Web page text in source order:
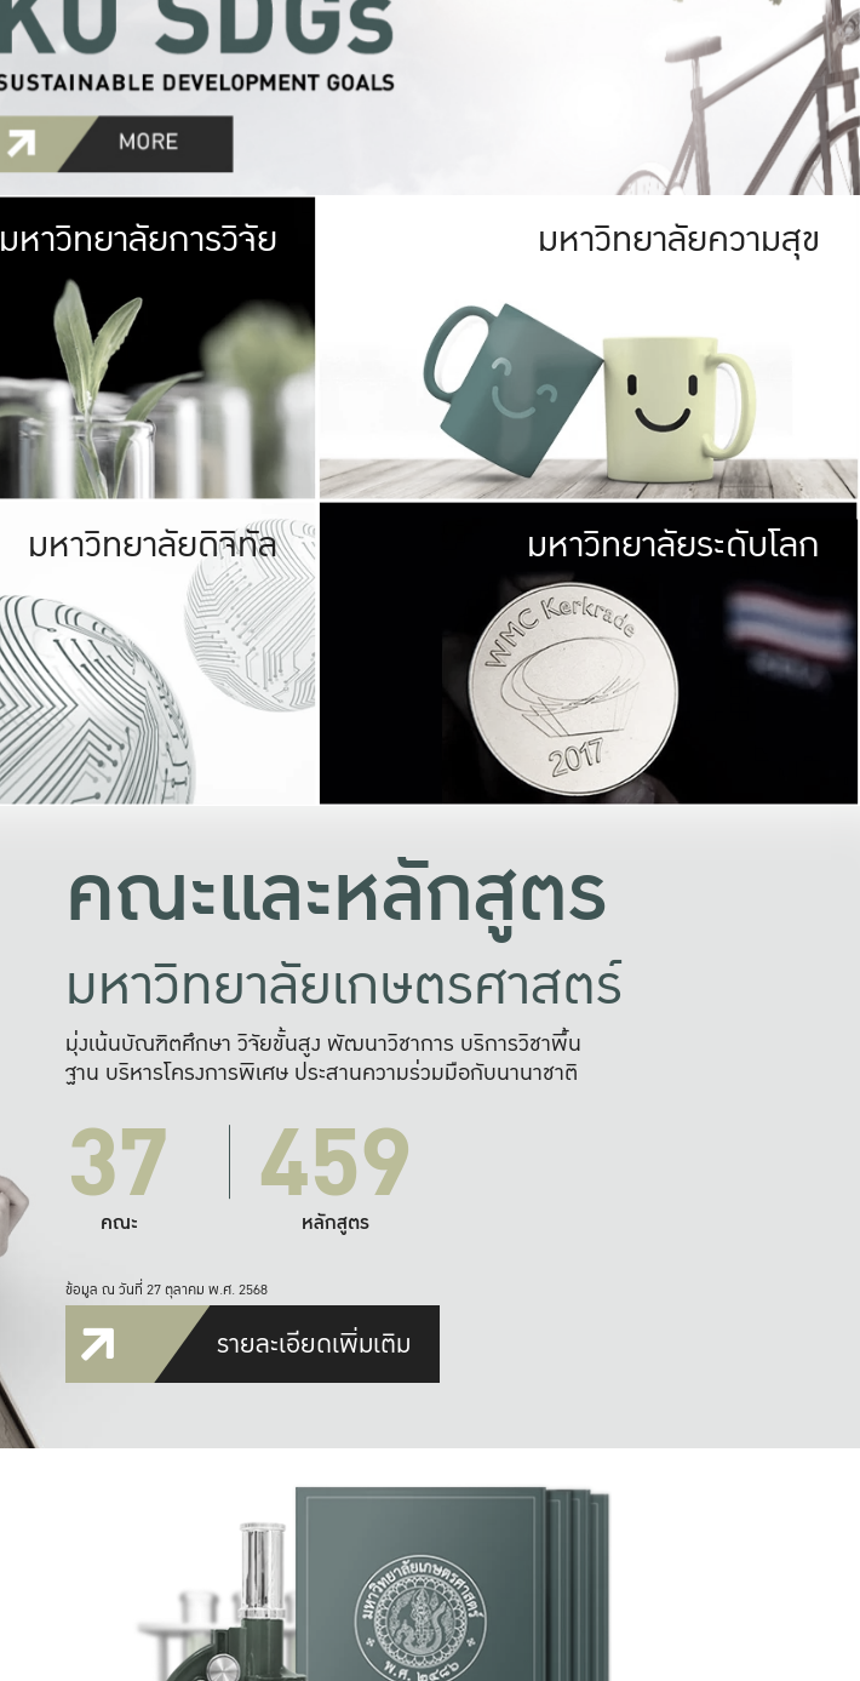
มหาวิทยาลัย
เกษตรศาสตร์ มีพื้นที่เขียวสดใส หนาแน่น
เป็นป่าในเมือง (URBAN FOREST)
เกษตรในเมือง (URBAN AGRICULTURE)
ที่นับรวมกันได้ประมาณ 1,400 ไร่
มหาวิทยาลัยการวิจัย มหาวิทยาลัย
ให้กับประชาชน
มหาวิทยาลัยความสุข
มหาวิทยาลัยรับผิดชอบต่อสังคม
ร่วมมือกับชุมชน เพื่อความกินดีอยู่ดี
และความสุขอย่างยั่งยืน
มองปัญหาในภาพกว้าง
แก้ไขจากปัญหาจุดเล็กๆ
มหาวิทยาลัยดิจิทัล มหาวิทยา
พร้อมที่จ
และผลักดันในการใช้ระบบส
เพื่อการทำงานแ
มหาวิทยาลัยระดับโลก
คณะและหลักสูตร
มหาวิทยาลัยเกษตรศาสตร์
มุ่งเน้นบัณฑิตศึกษา วิจัยขั้นสูง พัฒนาวิชาการ บริการวิชาพื้น
ฐาน บริหารโครงการพิเศษ ประสานความร่วมมือกับนานาชาติ
37
คณะ 459
หลักสูตร
ข้อมูล ณ วันที่ 27 ตุลาคม พ.ศ. 2568
รายละเอียดเพิ่มเติม